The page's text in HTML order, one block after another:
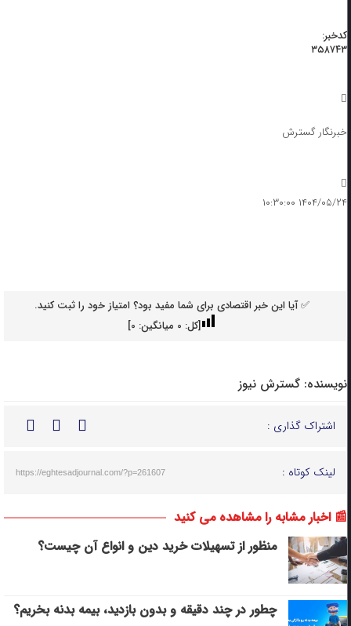
کدخبر:
۳۵۸۷۴۳
خبرنگار گسترش
۱۴۰۴/۰۵/۲۴ ۱۰:۳۰:۰۰
✅ آیا این خبر اقتصادی برای شما مفید بود؟ امتیاز خود را ثبت کنید.
[کل: 0میانگین: 0
]
نویسنده: گسترش نیوز
اشتراک گذاری :
لینک کوتاه : https://eghtesadjournal.com/?p=261607
📰 اخبار مشابه را مشاهده می کنید
منظور از تسهیلات خرید دین و انواع آن چیست؟
چطور در چند دقیقه و بدون بازدید، بیمه بدنه بخریم؟